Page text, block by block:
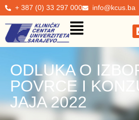
+ 387 (0) 33 297 000 info@kcus.ba
ODLUKA O
POVRCE I
JAJA 2022